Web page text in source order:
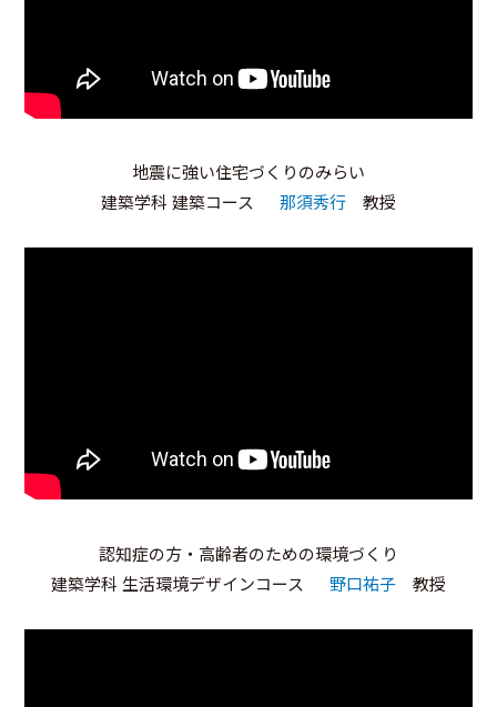
地震に強い住宅づくりのみらい
建築学科 建築コース
那須秀行 教授
認知症の方・高齢者のための環境づくり
建築学科 生活環境デザインコース
野口祐子 教授